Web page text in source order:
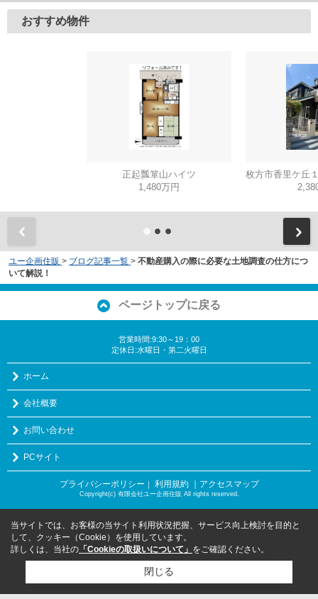
おすすめ物件
正起瓢箪山ハイツ
1,480万円
ユー企画住販 > ブログ記事一覧 > 不動産購入の際に必要な土地調査の仕方につ
いて解説！
ページトップに戻る
営業時間:9:30～19：00
定休日:水曜日・第二火曜日
ホーム
会社概要
お問い合わせ
PCサイト
プライバシーポリシー ｜ 利用規約 ｜アクセスマップ
Copyright(c) 有限会社ユー企画住販 All rights reserved.
当サイトでは、お客様の当サイト利用状況把握、サービス向上検討を目的と
して、クッキー（Cookie）を使用しています。
詳しくは、当社の 「Cookieの取扱いについて」 をご確認ください。
閉じる